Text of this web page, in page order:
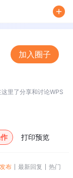
里了分享和讨论WPS
加入圈子
打印预览
布 最新回复 热门